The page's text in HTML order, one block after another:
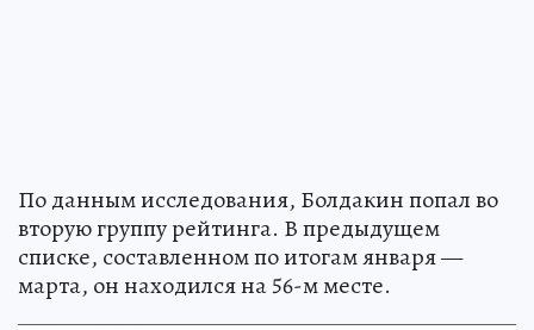
По данным исследования, Болдакин попал во
вторую группу рейтинга. В предыдущем
списке, составленном по итогам января —
марта, он находился на 56-м месте.